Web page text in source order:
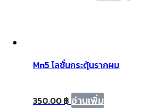
Mn5 โลชั่นกระตุ้นรากผม
350.00฿ อ่านเพิ่ม